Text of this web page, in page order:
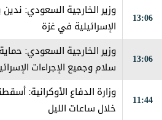
13:06
وزير الخارجية السعودي: ندين
الإسرائيلية في غزة
13:06
وزير الخارجية السعودي:
سلام وجميع الإجراءات
11:44
خلال ساعات الليل